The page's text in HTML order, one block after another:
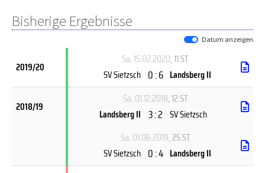
Bisherige Ergebnisse
Datum anzeigen
2019/20
Sa, 15.02.2020, 11.ST
SV Sietzsch 0 : 6 Landsberg II
2018/19
Sa, 01.12.2018, 12.ST
Landsberg II 3 : 2 SV Sietzsch
Sa, 01.06.2019, 25.ST
SV Sietzsch 0 : 4 Landsberg II